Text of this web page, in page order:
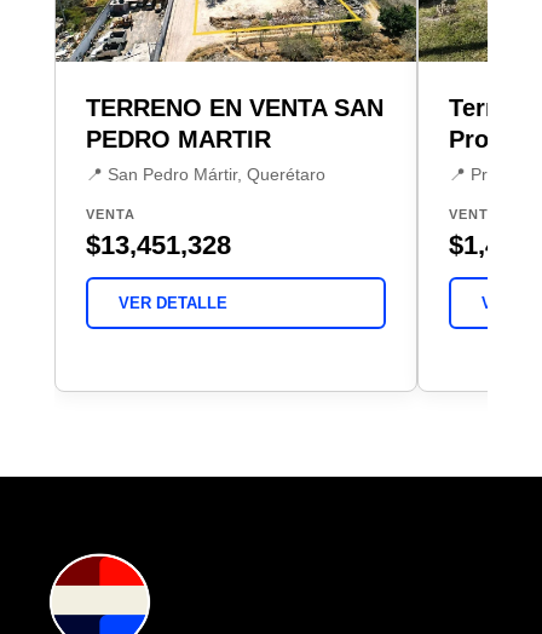
TERRENO EN VENTA SAN
PEDRO MARTIR
📍 San Pedro Mártir, Querétaro
VENTA
$13,451,328
VER DETALLE
📍
VENTA
VER